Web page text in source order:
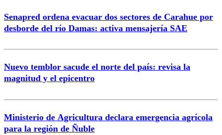
Senapred ordena evacuar dos sectores de Carahue por
desborde del río Damas: activa mensajería SAE
Nuevo temblor sacude el norte del país: revisa la
magnitud y el epicentro
Ministerio de Agricultura declara emergencia agrícola
para la región de Ñuble